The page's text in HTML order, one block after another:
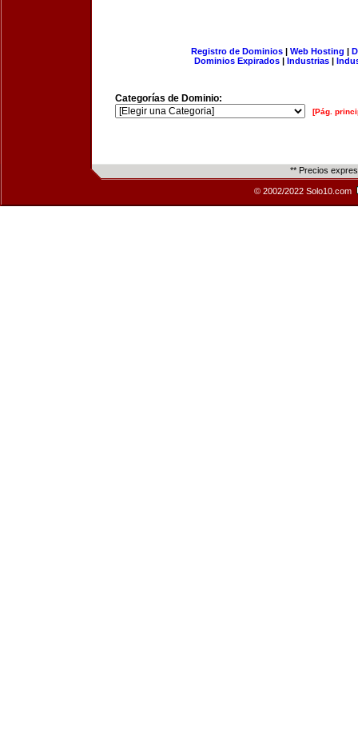
Registro de Dominios| Web Hosting |
Dominios Expirados | Industrias |
Categorías de Dominio:
[Pág.
** Precios
© 2002/2022 Solo10.com